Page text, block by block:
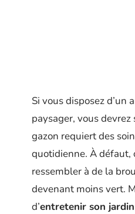
Si vous disposez d’un
paysager, vous
gazon requiert des
quotidienne. À défaut,
ressembler à de la
devenant moins vert.
d’entretenir son jardin